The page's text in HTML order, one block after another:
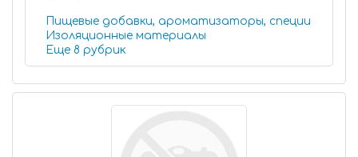
Пищевые добавки, ароматизаторы, специи
Изоляционные материалы
Еще 8 рубрик